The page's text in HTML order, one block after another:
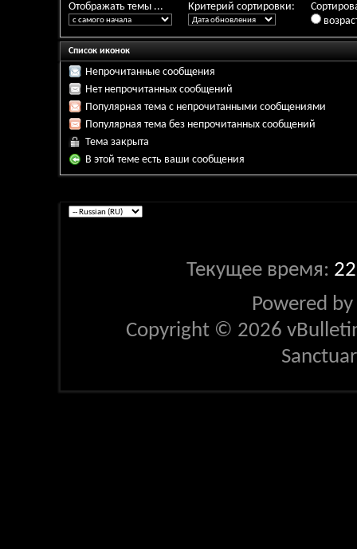
Отображать темы ... Критерий сортировки:
Список иконок
Непрочитанные сообщения
Нет непрочитанных сообщений
Популярная тема с непрочитанными сообщениями
Популярная тема без непрочитанных сообщений
Тема закрыта
В этой теме есть ваши сообщения
Текущее время:
Powered by
Copyright © 2026